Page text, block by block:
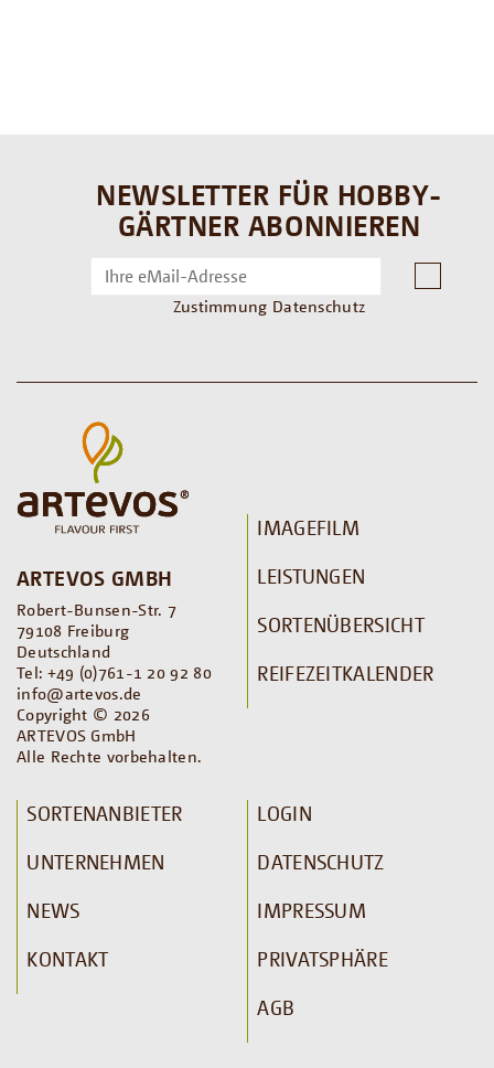
NEWSLETTER FÜR HOBBY-
GÄRTNER ABONNIEREN
Zustimmung Datenschutz
ARTEVOS GMBH
Robert-Bunsen-Str. 7
79108 Freiburg
Deutschland
Tel: +49 (0)761-1 20 92 80
info@artevos.de
Copyright © 2026
ARTEVOS GmbH
Alle Rechte vorbehalten.
IMAGEFILM
LEISTUNGEN
SORTENÜBERSICHT
REIFEZEITKALENDER
SORTENANBIETER
UNTERNEHMEN
NEWS
KONTAKT
LOGIN
DATENSCHUTZ
IMPRESSUM
PRIVATSPHÄRE
AGB